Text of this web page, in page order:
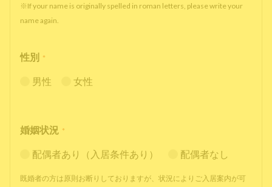
※If your name is originally spelled in roman letters, please write your
name again.
性別 *
男性 女性
婚姻状況 *
配偶者あり（入居条件あり） 配偶者なし
既婚者の方は原則お断りしておりますが、状況によりご入居案内が可